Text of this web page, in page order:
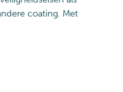
coating. Met